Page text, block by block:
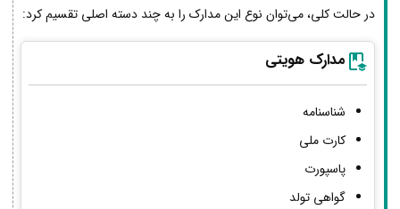
در حالت کلی، می‌توان نوع این مدارک را به چند دسته اصلی تقسیم کرد:
مدارک هویتی
شناسنامه
کارت ملی
پاسپورت
گواهی تولد